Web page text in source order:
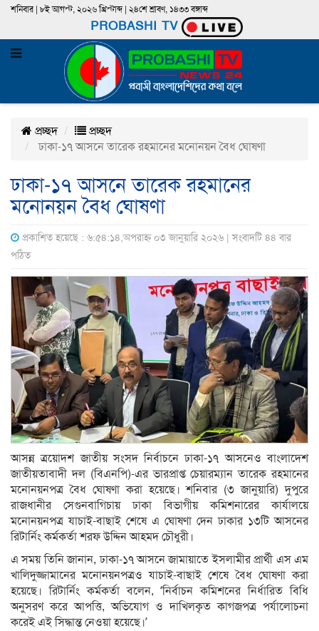
শনিবার | ৮ই আগস্ট, ২০২৬ খ্রিস্টাব্দ | ২৪শে শ্রাবণ, ১৪৩৩ বঙ্গাব্দ
PROBASHI TV
প্রচ্ছদ
প্রচ্ছদ
ঢাকা-১৭ আসনে তারেক রহমানের মনোনয়ন বৈধ ঘোষণা
ঢাকা-১৭ আসনে তারেক রহমানের
মনোনয়ন বৈধ ঘোষণা
প্রকাশিত হয়েছে : ৬:৫৪:১৪,অপরাহ্ন ০৩ জানুয়ারি ২০২৬ | সংবাদটি ৪৪ বার
পঠিত
আসন্ন ত্রয়োদশ জাতীয় সংসদ নির্বাচনে ঢাকা-১৭ আসনেও বাংলাদেশ
জাতীয়তাবাদী দল (বিএনপি)-এর ভারপ্রাপ্ত চেয়ারম্যান তারেক রহমানের
মনোনয়নপত্র বৈধ ঘোষণা করা হয়েছে। শনিবার (৩ জানুয়ারি) দুপুরে
রাজধানীর সেগুনবাগিচায় ঢাকা বিভাগীয় কমিশনারের কার্যালয়ে
মনোনয়নপত্র যাচাই-বাছাই শেষে এ ঘোষণা দেন ঢাকার ১৩টি আসনের
রিটার্নিং কর্মকর্তা শরফ উদ্দিন আহমদ চৌধুরী।
এ সময় তিনি জানান, ঢাকা-১৭ আসনে জামায়াতে ইসলামীর প্রার্থী এস এম
খালিদুজ্জামানের মনোনয়নপত্রও যাচাই-বাছাই শেষে বৈধ ঘোষণা করা
হয়েছে। রিটার্নিং কর্মকর্তা বলেন, ‘নির্বাচন কমিশনের নির্ধারিত বিধি
অনুসরণ করে আপত্তি, অভিযোগ ও দাখিলকৃত কাগজপত্র পর্যালোচনা
করেই এই সিদ্ধান্ত নেওয়া হয়েছে।’